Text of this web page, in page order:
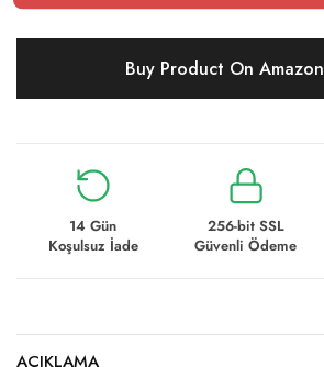
Buy Product On Amazon
14 Gün
Koşulsuz İade
256-bit SSL
Güvenli Ödeme
AÇIKLAMA